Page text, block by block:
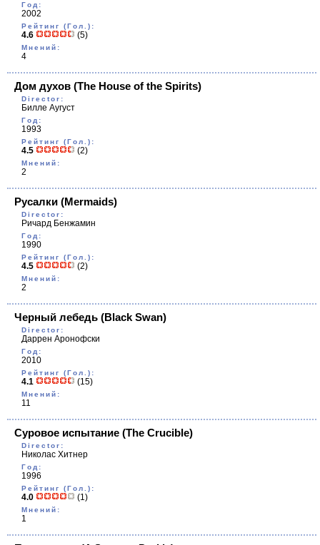
Год:
2002
Рейтинг (Гол.):
4.6 (5)
Мнений:
4
Дом духов (The House of the Spirits)
Director:
Билле Аугуст
Год:
1993
Рейтинг (Гол.):
4.5 (2)
Мнений:
2
Русалки (Mermaids)
Director:
Ричард Бенжамин
Год:
1990
Рейтинг (Гол.):
4.5 (2)
Мнений:
2
Черный лебедь (Black Swan)
Director:
Даррен Аронофски
Год:
2010
Рейтинг (Гол.):
4.1 (15)
Мнений:
11
Суровое испытание (The Crucible)
Director:
Николас Хитнер
Год:
1996
Рейтинг (Гол.):
4.0 (1)
Мнений:
1